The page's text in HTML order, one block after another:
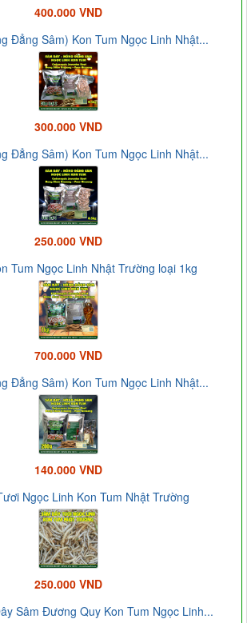
400.000 VND
Đẳng Sâm) Kon Tum Ngọc Linh Nhật...
300.000 VND
Đẳng Sâm) Kon Tum Ngọc Linh Nhật...
250.000 VND
Tum Ngọc Linh Nhật Trường loại 1kg
700.000 VND
Đẳng Sâm) Kon Tum Ngọc Linh Nhật...
140.000 VND
Ngọc Linh Kon Tum Nhật Trường
250.000 VND
Sâm Đương Quy Kon Tum Ngọc Linh...